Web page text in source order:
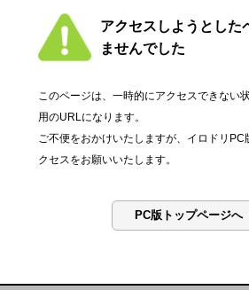
アクセスしようとした
ませんでした
このページは、一時的にアクセスできない
用のURLになります。
ご不便をおかけいたしますが、イロドリPC
クセスをお願いいたします。
PC版トップページ